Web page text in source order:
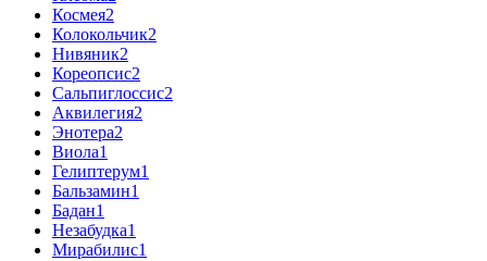
Космея2
Колокольчик2
Нивяник2
Кореопсис2
Сальпиглоссис2
Аквилегия2
Энотера2
Виола1
Гелиптерум1
Бальзамин1
Бадан1
Незабудка1
Мирабилис1